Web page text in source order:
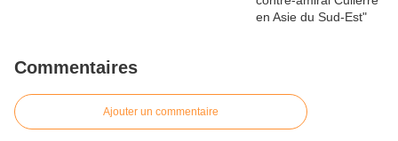
Commentaires
Ajouter un commentaire